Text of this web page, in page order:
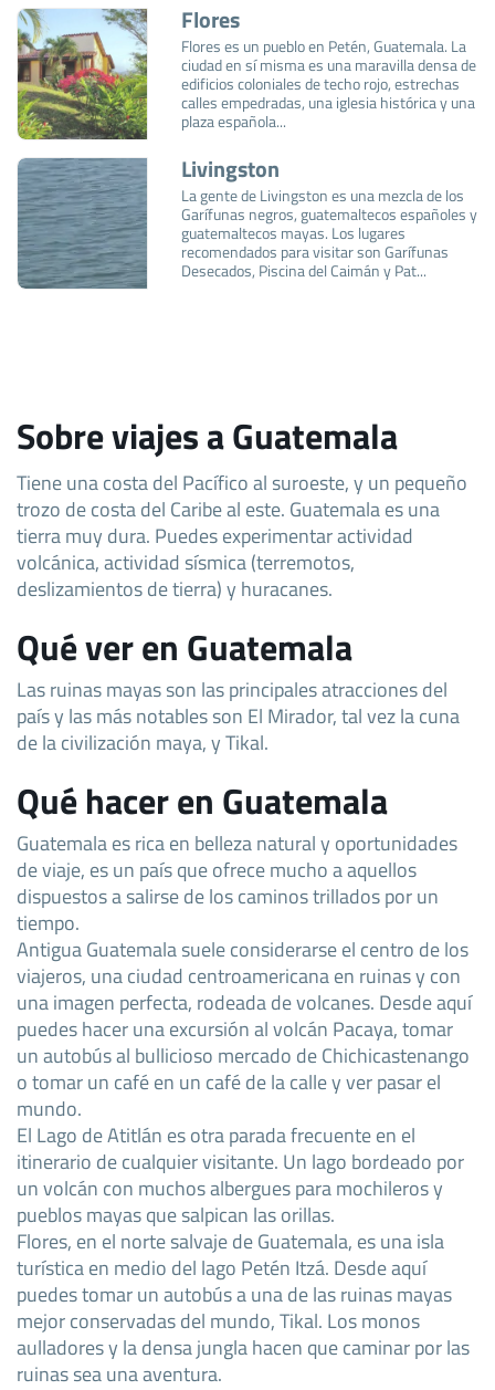
Flores
Flores es un pueblo en Petén, Guatemala. La
ciudad en sí misma es una maravilla densa de
edificios coloniales de techo rojo, estrechas
calles empedradas, una iglesia histórica y una
plaza española...
Livingston
La gente de Livingston es una mezcla de los
Garífunas negros, guatemaltecos españoles y
guatemaltecos mayas. Los lugares
recomendados para visitar son Garífunas
Desecados, Piscina del Caimán y Pat...
Sobre viajes a Guatemala
Tiene una costa del Pacífico al suroeste, y un pequeño
trozo de costa del Caribe al este. Guatemala es una
tierra muy dura. Puedes experimentar actividad
volcánica, actividad sísmica (terremotos,
deslizamientos de tierra) y huracanes.
Qué ver en Guatemala
Las ruinas mayas son las principales atracciones del
país y las más notables son El Mirador, tal vez la cuna
de la civilización maya, y Tikal.
Qué hacer en Guatemala
Guatemala es rica en belleza natural y oportunidades
de viaje, es un país que ofrece mucho a aquellos
dispuestos a salirse de los caminos trillados por un
tiempo.
Antigua Guatemala suele considerarse el centro de los
viajeros, una ciudad centroamericana en ruinas y con
una imagen perfecta, rodeada de volcanes. Desde aquí
puedes hacer una excursión al volcán Pacaya, tomar
un autobús al bullicioso mercado de Chichicastenango
o tomar un café en un café de la calle y ver pasar el
mundo.
El Lago de Atitlán es otra parada frecuente en el
itinerario de cualquier visitante. Un lago bordeado por
un volcán con muchos albergues para mochileros y
pueblos mayas que salpican las orillas.
Flores, en el norte salvaje de Guatemala, es una isla
turística en medio del lago Petén Itzá. Desde aquí
puedes tomar un autobús a una de las ruinas mayas
mejor conservadas del mundo, Tikal. Los monos
aulladores y la densa jungla hacen que caminar por las
ruinas sea una aventura.